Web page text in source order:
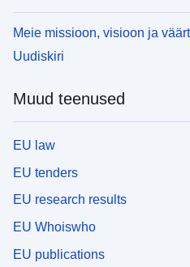
Meie missioon, visioon ja
Uudiskiri
Muud teenused
EU law
EU tenders
EU research results
EU Whoiswho
EU publications